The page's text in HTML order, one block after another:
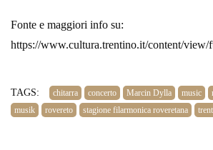
Fonte e maggiori info su:
https://www.cultura.trentino.it/content/view/
TAGS: chitarra concerto Marcin Dylla music
musik
rovereto stagione filarmonica roveretana